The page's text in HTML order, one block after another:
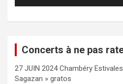
Concerts à ne pas
27 JUIN 2024 Chambéry
Sagazan » gratos